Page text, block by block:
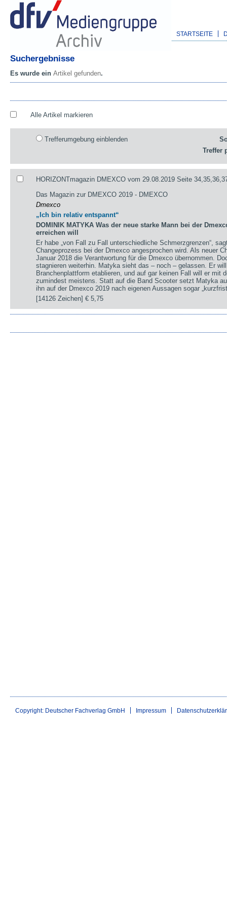
STARTSEITE
Suchergebnisse
Es wurde ein Artikel gefunden.
Alle Artikel markieren
Trefferumgebung einblenden
Treffer
HORIZONTmagazin DMEXCO vom 29.08.2019 Seite
Das Magazin zur DMEXCO 2019 - DMEXCO
Dmexco
„Ich bin relativ entspannt“
DOMINIK MATYKA Was der neue starke Mann bei der
erreichen will
Er habe „von Fall zu Fall unterschiedliche Schmerzgrenzen“,
Changeprozess bei der Dmexco angesprochen wird. Als neuer
Januar 2018 die Verantwortung für die Dmexco übernommen.
stagnieren weiterhin. Matyka sieht das – noch – gelassen. Er
Branchenplattform etablieren, und auf gar keinen Fall will er mit
zumindest meistens. Statt auf die Band Scooter setzt Matyka
ihn auf der Dmexco 2019 nach eigenen Aussagen sogar
[14126 Zeichen]€ 5,75
Copyright: Deutscher Fachverlag GmbH Impressum